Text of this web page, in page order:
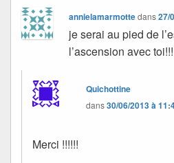
annielamarmottedans27/
je serai au pied de
l’ascension avec
Quichottine
dans30/06/2013 à
Merci !!!!!!